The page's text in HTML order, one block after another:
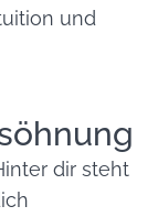
und
dir steht